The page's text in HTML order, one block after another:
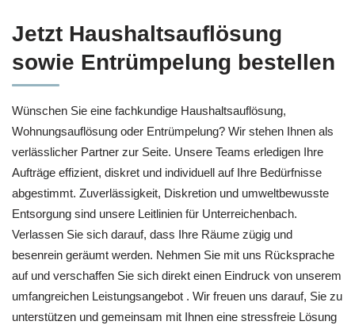
Jetzt Haushaltsauflösung
sowie Entrümpelung bestellen
Wünschen Sie eine fachkundige Haushaltsauflösung,
Wohnungsauflösung oder Entrümpelung? Wir stehen Ihnen als
verlässlicher Partner zur Seite. Unsere Teams erledigen Ihre
Aufträge effizient, diskret und individuell auf Ihre Bedürfnisse
abgestimmt. Zuverlässigkeit, Diskretion und umweltbewusste
Entsorgung sind unsere Leitlinien für Unterreichenbach.
Verlassen Sie sich darauf, dass Ihre Räume zügig und
besenrein geräumt werden. Nehmen Sie mit uns Rücksprache
auf und verschaffen Sie sich direkt einen Eindruck von unserem
umfangreichen Leistungsangebot . Wir freuen uns darauf, Sie zu
unterstützen und gemeinsam mit Ihnen eine stressfreie Lösung